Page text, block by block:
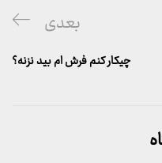
پست
بعدی
بعدی
چیکار کنم فرش ام بید نزنه؟